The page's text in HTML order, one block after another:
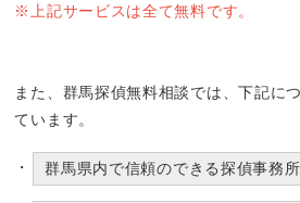
※上記サービスは全て無料です。
また、群馬探偵無料相談では、下記に
ています。
群馬県内で信頼のできる探偵事務